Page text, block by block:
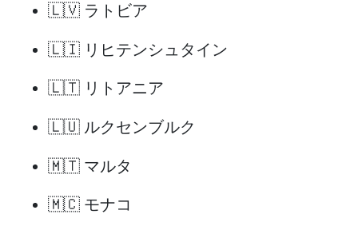
🇱🇻 ラトビア
🇱🇮 リヒテンシュタイン
🇱🇹 リトアニア
🇱🇺 ルクセンブルク
🇲🇹 マルタ
🇲🇨 モナコ